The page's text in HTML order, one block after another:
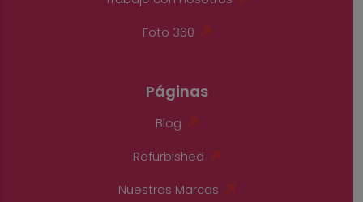
Foto 360
Páginas
Blog
Refurbished
Nuestras Marcas